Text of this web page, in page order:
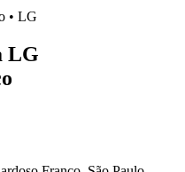
• LG
LG